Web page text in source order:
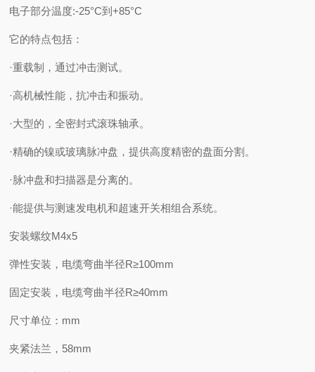
电子部分温度:-25°C到+85°C
它的特点包括：
·重载制，通过冲击测试。
·高机械性能，抗冲击和振动。
·大型的，全密封式滚珠轴承。
·精确的镍或玻璃脉冲盘，提供高度精密的盘面分割。
·脉冲盘和扫描器是分离的。
·能提供与测速发电机和超速开关相组合系统。
安装螺纹M4x5
弹性安装，电缆弯曲半径R≥100mm
固定安装，电缆弯曲半径R≥40mm
尺寸单位：mm
夹紧法兰，58mm